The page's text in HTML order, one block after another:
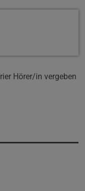
Hörer/in vergeben